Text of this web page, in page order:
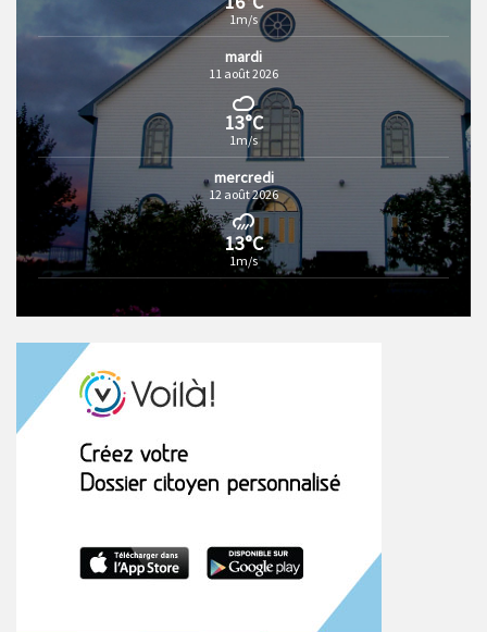
1m/s
mardi
11 août 2026
13°C
1m/s
mercredi
12 août 2026
13°C
1m/s